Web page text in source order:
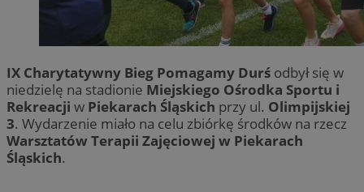
IX Charytatywny Bieg Pomagamy Durś odbył się w
niedzielę na stadionie Miejskiego Ośrodka Sportu i
Rekreacji w Piekarach Śląskich przy ul. Olimpijskiej
3. Wydarzenie miało na celu zbiórkę środków na rzecz
Warsztatów Terapii Zajęciowej w Piekarach
Śląskich.